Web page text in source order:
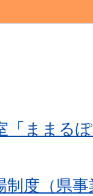
「ままる
度（県事